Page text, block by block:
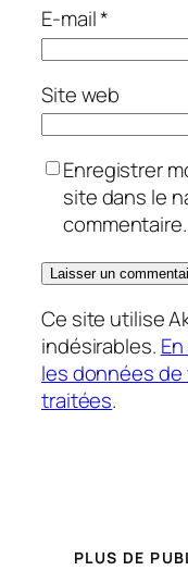
E-mail*
Site web
Enregistrer
site dans le
commentaire.
Ce site utilise
indésirables.
les données
traitées.
PLUS DE